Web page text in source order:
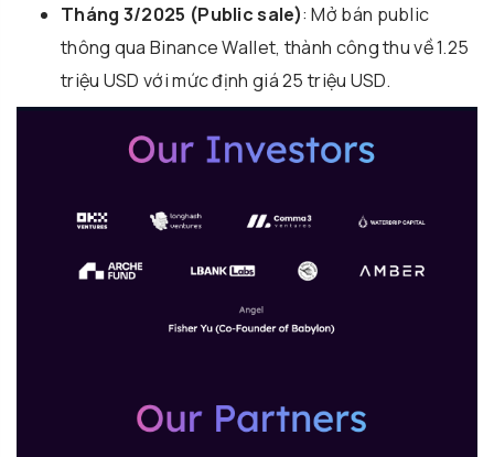
Tháng 3/2025 (Public sale): Mở bán public
thông qua Binance Wallet, thành công thu về 1.25
triệu USD với mức định giá 25 triệu USD.